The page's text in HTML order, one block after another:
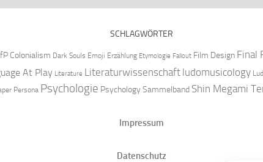
SCHLAGWÖRTER
Colonialism Dark Souls Emoji Erzählung Etymologie Fallout Film Design Final
At Play Literature Literaturwissenschaft ludomusicology
Persona Psychologie PsychologySammelband Shin Megami
Impressum
Datenschutz